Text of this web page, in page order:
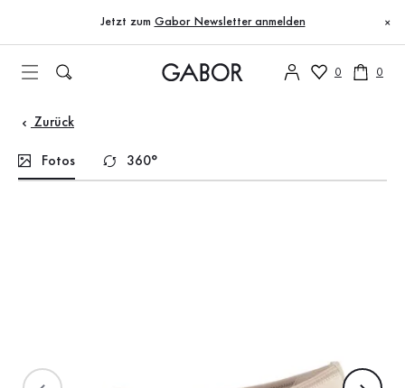
Zum Inhaltsverzeichnis
Zur Hauptnavigation
Jetzt zum Gabor Newsletter anmelden ×
0 0
Zurück
Fotos 360°